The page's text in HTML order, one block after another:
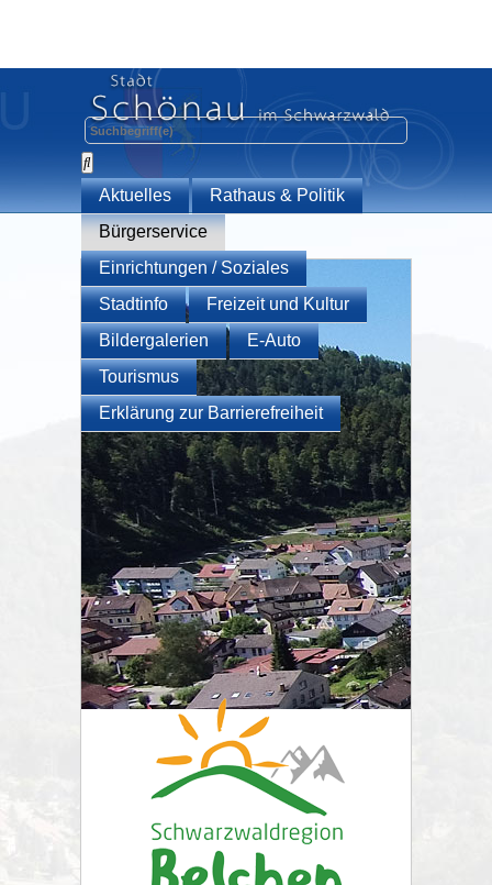
Aktuelles
Rathaus & Politik
Bürgerservice
Einrichtungen / Soziales
Stadtinfo
Freizeit und Kultur
Bildergalerien
E-Auto
Tourismus
Erklärung zur Barrierefreiheit